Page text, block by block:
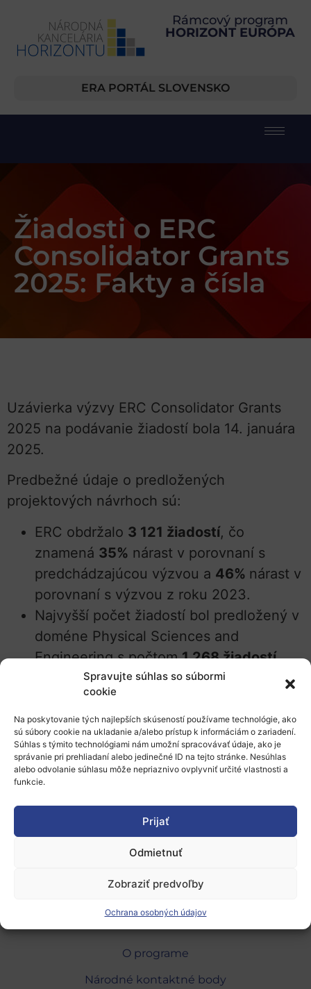
Spravujte súhlas so súbormi
cookie
Na poskytovanie tých najlepších skúseností používame technológie, ako
sú súbory cookie na ukladanie a/alebo prístup k informáciám o zariadení.
Súhlas s týmito technológiami nám umožní spracovávať údaje, ako je
správanie pri prehliadaní alebo jedinečné ID na tejto stránke. Nesúhlas
alebo odvolanie súhlasu môže nepriaznivo ovplyvniť určité vlastnosti a
funkcie.
Prijať
Odmietnuť
Zobraziť predvoľby
Ochrana osobných údajov
Rámcový program
HORIZONT EURÓPA
ERA PORTÁL SLOVENSKO
Žiadosti o ERC
Consolidator Grants
2025: Fakty a čísla
Uzávierka výzvy ERC Consolidator Grants
2025 na podávanie žiadostí bola 14. januára
2025.
Predbežné údaje o predložených
projektových návrhoch sú:
ERC obdržalo 3 121 žiadostí, čo
znamená 35% nárast v porovnaní s
predchádzajúcou výzvou a 46% nárast v
porovnaní s výzvou z roku 2023.
Najvyšší počet žiadostí bol predložený v
doméne Physical Sciences and
Engineering s počtom1 268 žiadostí
), nasledovala doména Social
Sciences and Humanities
žiadosťami (33%), a doména Life
Sciences s820žiadosťami (26%).
Ženy podali38%žiadostí, čo je jemne
nižší počet v porovnaní s
2024 v rámci výzvy Consolidator Grant,
35,7%v 2023.
, 17.1.2025, dau
O programe
Národné kontaktné body